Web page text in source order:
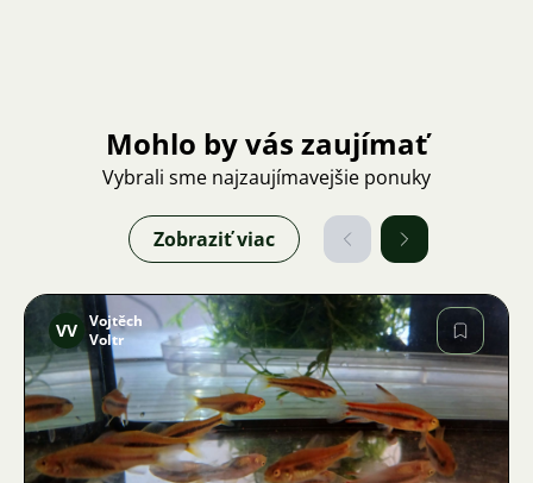
Mohlo by vás zaujímať
Vybrali sme najzaujímavejšie ponuky
Zobraziť viac
Obrázok
VV Vojtěch
Voltr